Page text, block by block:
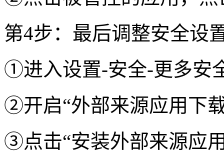
第4步：最后调整安全设
①进入设置-安全-更多安
②开启“外部来源应用下
③点击“安装外部来源应